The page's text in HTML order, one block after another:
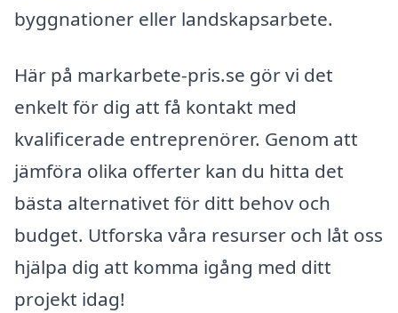
byggnationer eller landskapsarbete.
Här på markarbete-pris.se gör vi det
enkelt för dig att få kontakt med
kvalificerade entreprenörer. Genom att
jämföra olika offerter kan du hitta det
bästa alternativet för ditt behov och
budget. Utforska våra resurser och låt oss
hjälpa dig att komma igång med ditt
projekt idag!